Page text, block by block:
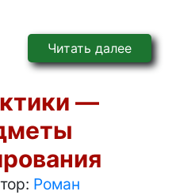
Читать далее
—
Роман